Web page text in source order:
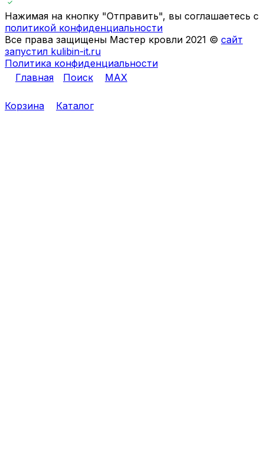
Нажимая на кнопку "Отправить", вы соглашаетесь с
политикой конфиденциальности
Все права защищены Мастер кровли 2021 © сайт
запустил kulibin-it.ru
Политика конфиденциальности
Главная
Поиск MAX
Корзина Каталог